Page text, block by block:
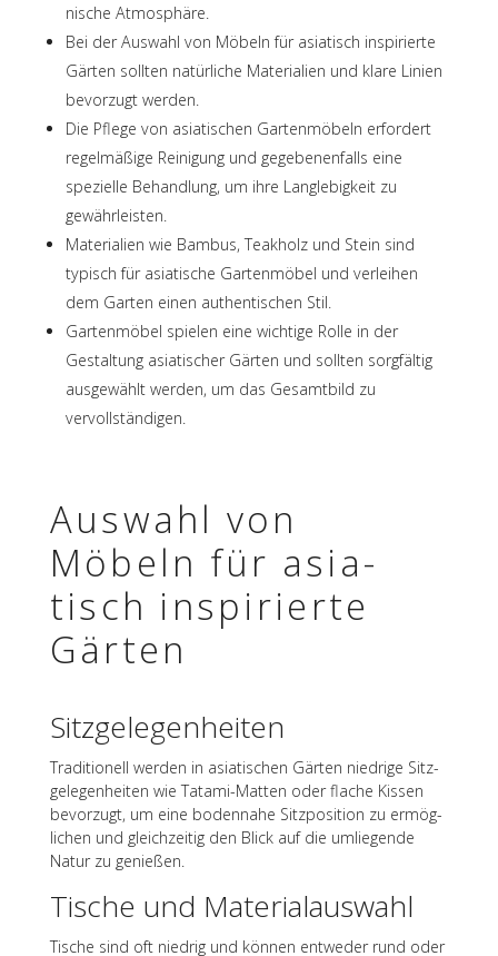
ni­sche Atmosphäre.
Bei der Auswahl von Möbeln für asia­tisch inspi­rierte
Gärten soll­ten natür­li­che Mate­ria­lien und klare Linien
bevor­zugt werden.
Die Pflege von asia­ti­schen Garten­mö­beln erfor­dert
regel­mä­ßige Reini­gung und gege­be­nen­falls eine
spezi­elle Behand­lung, um ihre Lang­le­big­keit zu
gewährleisten.
Mate­ria­lien wie Bambus, Teak­holz und Stein sind
typisch für asia­ti­sche Garten­mö­bel und verlei­hen
dem Garten einen authen­ti­schen Stil.
Garten­mö­bel spie­len eine wich­tige Rolle in der
Gestal­tung asia­ti­scher Gärten und soll­ten sorg­fäl­tig
ausge­wählt werden, um das Gesamt­bild zu
vervollständigen.
Auswahl von
Möbeln für asia­
tisch inspi­rierte
Gärten
Sitz­ge­le­gen­hei­ten
Tradi­tio­nell werden in asia­ti­schen Gärten nied­rige Sitz­
ge­le­gen­hei­ten wie Tatami-Matten oder flache Kissen
bevor­zugt, um eine boden­nahe Sitz­po­si­tion zu ermög­
li­chen und gleich­zei­tig den Blick auf die umlie­gende
Natur zu genießen.
Tische und Materialauswahl
Tische sind oft nied­rig und können entwe­der rund oder